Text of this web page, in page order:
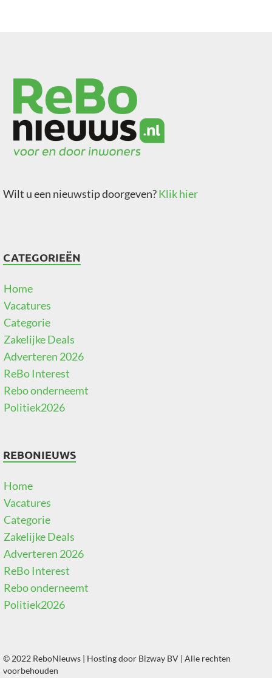
Wilt u een nieuwstip doorgeven?Klik hier
CATEGORIEËN
Home
Vacatures
Categorie
Zakelijke Deals
Adverteren 2026
ReBo Interest
Rebo onderneemt
Politiek2026
REBONIEUWS
Home
Vacatures
Categorie
Zakelijke Deals
Adverteren 2026
ReBo Interest
Rebo onderneemt
Politiek2026
© 2022 ReboNieuws | Hosting door Bizway BV | Alle rechten
voorbehouden